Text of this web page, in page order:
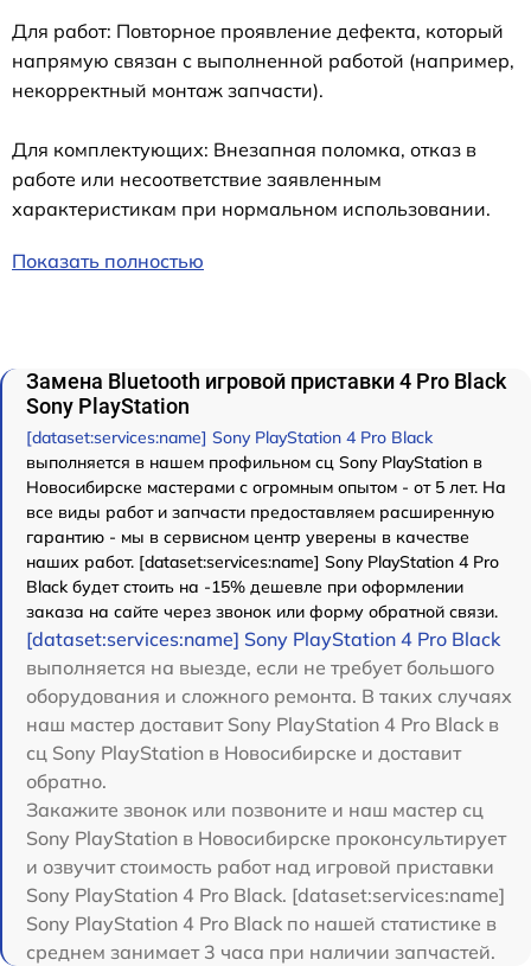
Для работ: Повторное проявление дефекта, который
напрямую связан с выполненной работой (например,
некорректный монтаж запчасти).
Для комплектующих: Внезапная поломка, отказ в
работе или несоответствие заявленным
характеристикам при нормальном использовании.
Показать полностью
Замена Bluetooth игровой приставки 4 Pro Black
Sony PlayStation
[dataset:services:name] Sony PlayStation 4 Pro Black
выполняется в нашем профильном сц Sony PlayStation в
Новосибирске мастерами с огромным опытом - от 5 лет. На
все виды работ и запчасти предоставляем расширенную
гарантию - мы в сервисном центр уверены в качестве
наших работ. [dataset:services:name] Sony PlayStation 4 Pro
Black будет стоить на -15% дешевле при оформлении
заказа на сайте через звонок или форму обратной связи.
[dataset:services:name] Sony PlayStation 4 Pro Black
выполняется на выезде, если не требует большого
оборудования и сложного ремонта. В таких случаях
наш мастер доставит Sony PlayStation 4 Pro Black в
сц Sony PlayStation в Новосибирске и доставит
обратно.
Закажите звонок или позвоните и наш мастер сц
Sony PlayStation в Новосибирске проконсультирует
и озвучит стоимость работ над игровой приставки
Sony PlayStation 4 Pro Black. [dataset:services:name]
Sony PlayStation 4 Pro Black по нашей статистике в
среднем занимает 3 часа при наличии запчастей.